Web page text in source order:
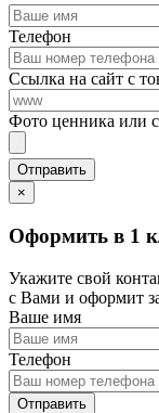
Телефон
Ссылка на сайт с
Фото ценника или
×
Оформить в 1
Укажите свой
с Вами и оформит
Ваше имя
Телефон